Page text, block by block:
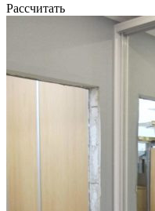
Рассчитать